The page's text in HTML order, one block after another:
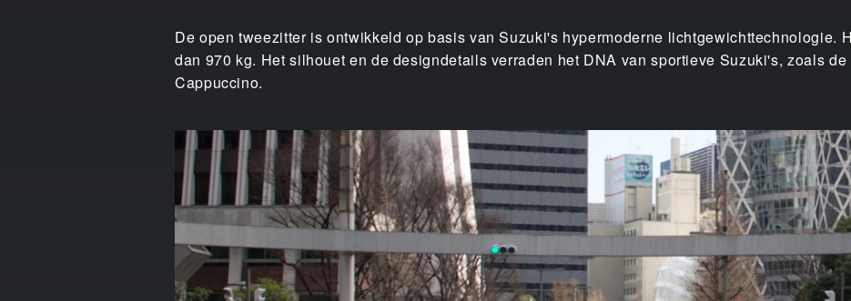
De open tweezitter is ontwikkeld op basis van Suzuki's hypermoderne lichtgewichttechnologie.
dan 970 kg. Het silhouet en de designdetails verraden het DNA van sportieve Suzuki's, zoals
Cappuccino.